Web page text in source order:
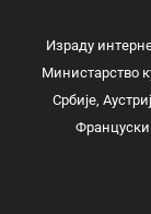
Израду
Министарство
Србије,
Француски